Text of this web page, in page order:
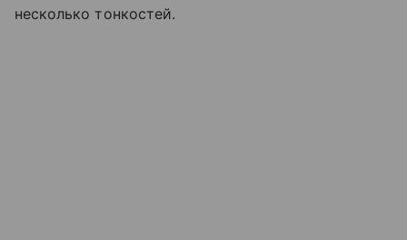
несколько тонкостей.